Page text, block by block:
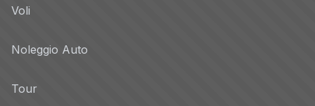
Voli
Noleggio Auto
Tour